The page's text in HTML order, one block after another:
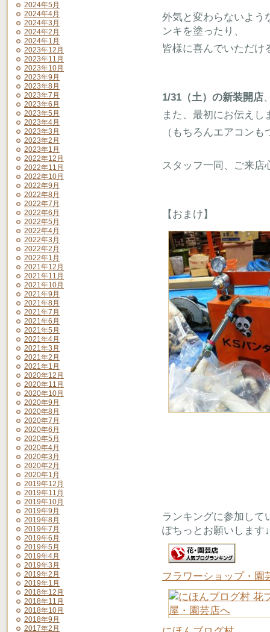
2024年5月
2024年4月
2024年3月
2024年2月
2024年1月
2023年12月
2023年11月
2023年10月
2023年9月
2023年8月
2023年7月
2023年6月
2023年5月
2023年4月
2023年3月
2023年2月
2023年1月
2022年12月
2022年11月
2022年10月
2022年9月
2022年8月
2022年7月
2022年6月
2022年5月
2022年4月
2022年3月
2022年2月
2022年1月
2021年12月
2021年11月
2021年10月
2021年9月
2021年8月
2021年7月
2021年6月
2021年5月
2021年4月
2021年3月
2021年2月
2021年1月
2020年12月
2020年11月
2020年10月
2020年9月
2020年8月
2020年7月
2020年6月
2020年5月
2020年4月
2020年3月
2020年2月
2020年1月
2019年12月
2019年11月
2019年10月
2019年9月
2019年8月
2019年7月
2019年6月
2019年5月
2019年4月
2019年3月
2019年2月
2019年1月
2018年12月
2018年11月
2018年10月
2018年9月
2017年2月
外気と変わらないよう
ンキを塗ったり、
皆様に喜んでいただけ
1/31（土）の新装開店
また、最初にお伝えし
（もちろんエアコン
スタッフ一同、ご来店
【おまけ】
ランキングに参加して
ぽちっとお願いします↓
フラワーショップ・園